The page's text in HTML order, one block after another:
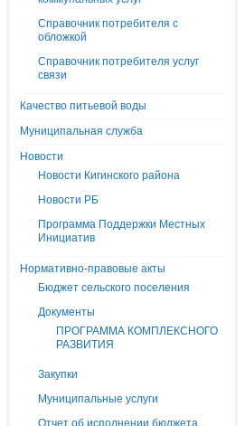
Справочник потребителя с
обложкой
Справочник потребителя услуг
связи
Качество питьевой воды
Муниципальная служба
Новости
Новости Кигинского района
Новости РБ
Программа Поддержки Местных
Инициатив
Нормативно-правовые акты
Бюджет сельского поселения
Документы
ПРОГРАММА КОМПЛЕКСНОГО
РАЗВИТИЯ
Закупки
Муниципальные услуги
Отчет об исполнении бюджета